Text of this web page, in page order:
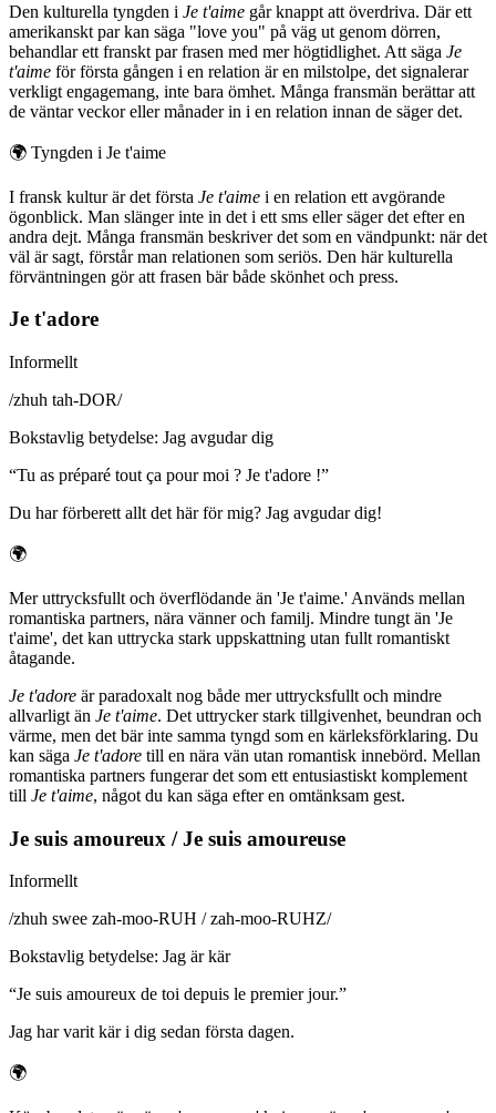
Den kulturella tyngden i Je t'aime går knappt att överdriva. Där ett
amerikanskt par kan säga "love you" på väg ut genom dörren,
behandlar ett franskt par frasen med mer högtidlighet. Att säga Je
t'aime för första gången i en relation är en milstolpe, det signalerar
verkligt engagemang, inte bara ömhet. Många fransmän berättar att
de väntar veckor eller månader in i en relation innan de säger det.
🌍 Tyngden i Je t'aime
I fransk kultur är det första Je t'aime i en relation ett avgörande
ögonblick. Man slänger inte in det i ett sms eller säger det efter en
andra dejt. Många fransmän beskriver det som en vändpunkt: när det
väl är sagt, förstår man relationen som seriös. Den här kulturella
förväntningen gör att frasen bär både skönhet och press.
Je t'adore
Informellt
/zhuh tah-DOR/
Bokstavlig betydelse: Jag avgudar dig
“Tu as préparé tout ça pour moi ? Je t'adore !”
Du har förberett allt det här för mig? Jag avgudar dig!
🌍
Mer uttrycksfullt och överflödande än 'Je t'aime.' Används mellan
romantiska partners, nära vänner och familj. Mindre tungt än 'Je
t'aime', det kan uttrycka stark uppskattning utan fullt romantiskt
åtagande.
Je t'adore är paradoxalt nog både mer uttrycksfullt och mindre
allvarligt än Je t'aime. Det uttrycker stark tillgivenhet, beundran och
värme, men det bär inte samma tyngd som en kärleksförklaring. Du
kan säga Je t'adore till en nära vän utan romantisk innebörd. Mellan
romantiska partners fungerar det som ett entusiastiskt komplement
till Je t'aime, något du kan säga efter en omtänksam gest.
Je suis amoureux / Je suis amoureuse
Informellt
/zhuh swee zah-moo-RUH / zah-moo-RUHZ/
Bokstavlig betydelse: Jag är kär
“Je suis amoureux de toi depuis le premier jour.”
Jag har varit kär i dig sedan första dagen.
🌍